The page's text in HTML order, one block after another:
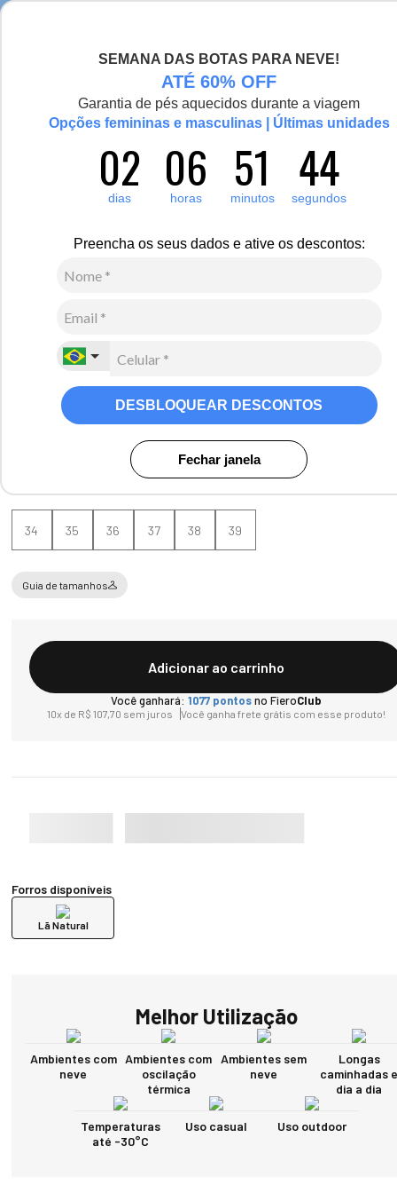
SEMANA DAS BOTAS PARA NEVE!
ATÉ 60% OFF
Garantia de pés aquecidos durante a viagem
Opções femininas e masculinas | Últimas unidades
02
dias 06
horas 51
minutos 44
segundos
Preencha os seus dados e ative os descontos:
DESBLOQUEAR DESCONTOS
Fechar janela
Calçados Botas
Avaliação
natural Ref.:23458
,00
Ver Parcelas
(5% OFF no PIX/Boleto)
Dumbo
34 35 36 37 38 39
Guia de tamanhos
Adicionar ao carrinho
Você ganhará: 1077 pontosno FieroClub
10x de R$ 107,70 sem juros Você ganha frete grátis com esse produto!
Forros disponíveis
Lã Natural
Melhor Utilização
Ambientes com
neve
Ambientes com
oscilação
térmica
Ambientes sem
neve
Longas
caminhadas
dia a dia
Temperaturas
até -30°C
Uso casual Uso outdoor